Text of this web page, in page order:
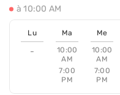
à 10:00 AM
Lu
-
Ma
10:00
AM
7:00
PM
Me
10:00
AM
7:00
PM